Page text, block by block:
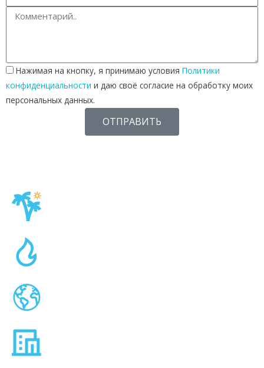
Нажимая на кнопку, я принимаю условия Политики
конфиденциальности и даю своё согласие на обработку моих
персональных данных.
ОТПРАВИТЬ